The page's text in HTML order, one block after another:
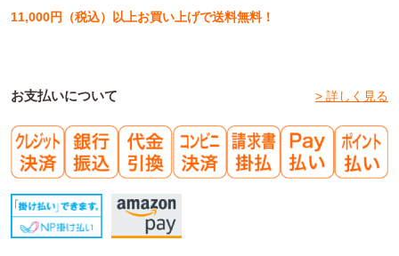
11,000円（税込）以上お買い上げで送料無料！
お支払いについて > 詳しく見る